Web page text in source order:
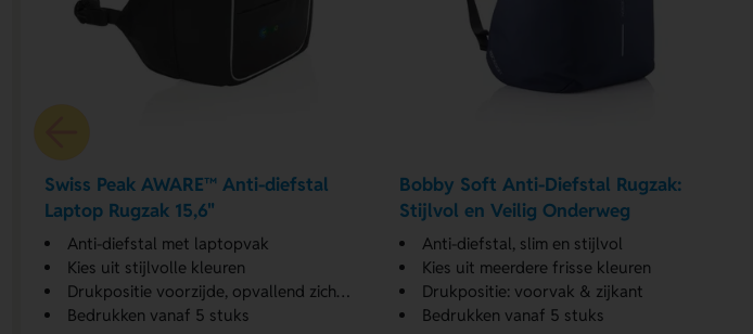
Swiss Peak AWARE™ Anti-diefstal
Laptop Rugzak 15,6"
Anti-diefstal met laptopvak
Kies uit stijlvolle kleuren
Drukpositie voorzijde, opvallend zichtbaar.
Bedrukken vanaf 5 stuks
Bobby Soft Anti-Diefstal Rugzak:
Stijlvol en Veilig Onderweg
Anti-diefstal, slim en stijlvol
Kies uit meerdere frisse kleuren
Drukpositie: voorvak & zijkant
Bedrukken vanaf 5 stuks